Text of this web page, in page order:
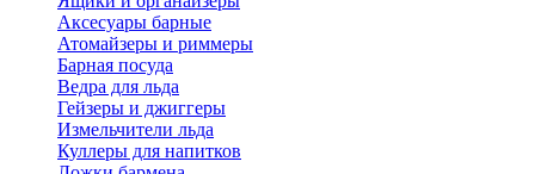
Аксесуары барные
Атомайзеры и риммеры
Барная посуда
Ведра для льда
Гейзеры и джиггеры
Измельчители льда
Куллеры для напитков